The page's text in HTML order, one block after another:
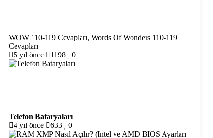
WOW 110-119 Cevapları, Words Of Wonders 110-119
Cevapları
5 yıl önce
1198 0
Telefon Bataryaları
4 yıl önce
633 0